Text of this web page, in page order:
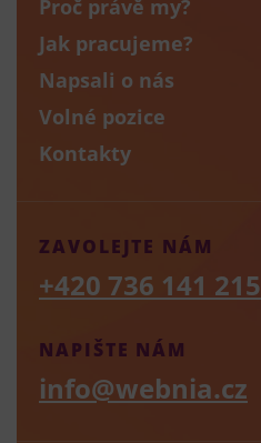
Proč právě my?
Jak pracujeme?
Napsali o nás
Volné pozice
Kontakty
NAPIŠTE NÁM
info@webnia.cz
ZAVOLEJTE NÁM
+420 736 141 215